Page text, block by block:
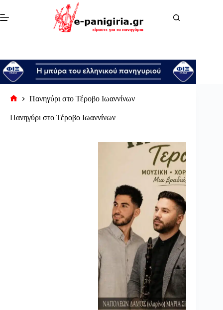
στο
περιεχόμενο
σελίδα
Πανηγύρι στο Τέροβο Ιωαννίνων
Πανηγύρι στο Τέροβο Ιωαννίνων